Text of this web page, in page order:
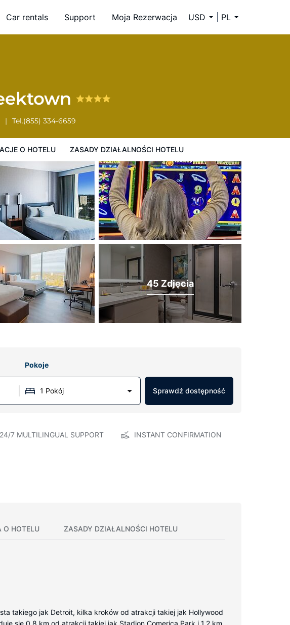
Car rentals Support Moja Rezerwacja USD PL
Tel.(855) 334-6659
O HOTELU ZASADY DZIAŁALNOŚCI HOTELU
hotelu
45 Zdjęcia
Pokoje
1 Pokój Sprawdź dostępność
24/7 MULTILINGUAL SUPPORT INSTANT CONFIRMATION
O HOTELU ZASADY DZIAŁALNOŚCI HOTELU
takiego jak Detroit, kilka kroków od atrakcji takiej jak Hollywood
się 0,8 km od atrakcji takiej jak Stadion Comerica Park i 1,2 km